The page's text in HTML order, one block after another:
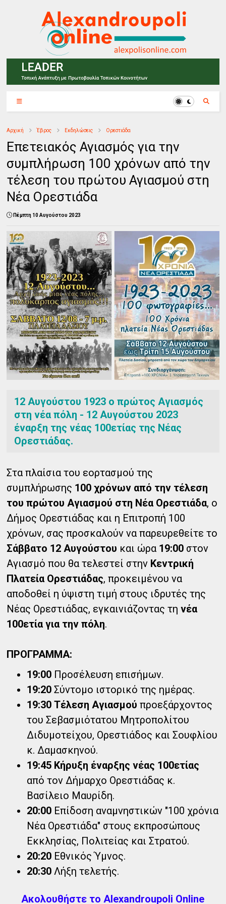
Αρχική Έβρος Εκδηλώσεις Ορεστιάδα
Επετειακός Αγιασμός για την
συμπλήρωση 100 χρόνων από την
τέλεση του πρώτου Αγιασμού στη
Νέα Ορεστιάδα
Πέμπτη 10 Αυγούστου 2023
12 Αυγούστου 1923 ο πρώτος Αγιασμός
στη νέα πόλη - 12 Αυγούστου 2023
έναρξη της νέας 100ετίας της Νέας
Ορεστιάδας.
Στα πλαίσια του εορτασμού της
συμπλήρωσης 100 χρόνων από την τέλεση
του πρώτου Αγιασμού στη Νέα Ορεστιάδα, ο
Δήμος Ορεστιάδας και η Επιτροπή 100
χρόνων, σας προσκαλούν να παρευρεθείτε το
Σάββατο 12 Αυγούστου και ώρα 19:00 στον
Αγιασμό που θα τελεστεί στην Κεντρική
Πλατεία Ορεστιάδας, προκειμένου να
αποδοθεί η ύψιστη τιμή στους ιδρυτές της
Νέας Ορεστιάδας, εγκαινιάζοντας τηνέα
100ετία για την πόλη.
ΠΡΟΓΡΑΜΜΑ:
19:00 Προσέλευση επισήμων.
19:20 Σύντομο ιστορικό της ημέρας.
19:30 Τέλεση Αγιασμού προεξάρχοντος
του Σεβασμιότατου Μητροπολίτου
Διδυμοτείχου, Ορεστιάδος και Σουφλίου
κ. Δαμασκηνού.
19:45 Κήρυξη έναρξης νέας 100ετίας
από τον Δήμαρχο Ορεστιάδας κ.
Βασίλειο Μαυρίδη.
20:00 Επίδοση αναμνηστικών "100 χρόνια
Νέα Ορεστιάδα" στους εκπροσώπους
Εκκλησίας, Πολιτείας και Στρατού.
20:20 Εθνικός Ύμνος.
20:30 Λήξη τελετής.
Ακολουθήστε το Alexandroupoli Online